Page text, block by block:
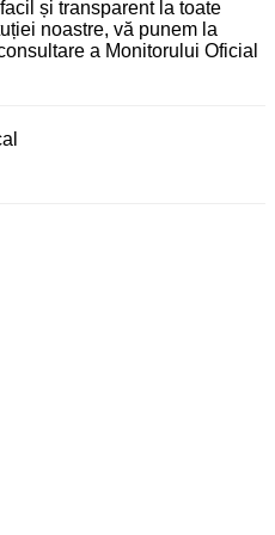
și transparent la toate
noastre, vă punem la
a Monitorului Oficial